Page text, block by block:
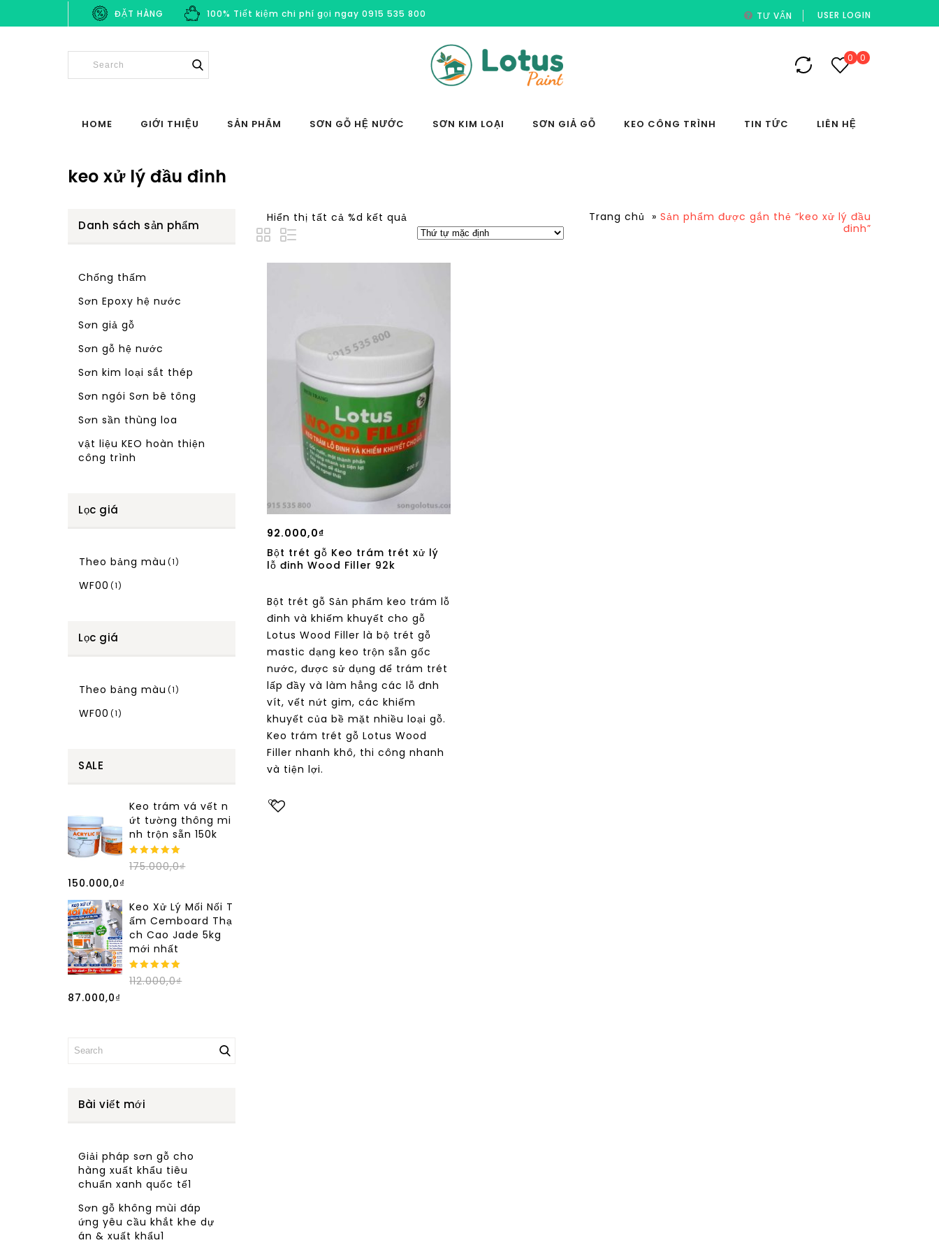
ĐẶT HÀNG 100% Tiết kiệm chi phí gọi ngay 0915 535 800 TƯ VẤN USER LOGIN
0
0
HOME GIỚI THIỆU SẢN PHẨM SƠN GỖ HỆ NƯỚC SƠN KIM LOẠI SƠN GIẢ GỖ KEO CÔNG TRÌNH TIN TỨC LIÊN HỆ
keo xử lý đầu đinh
Trang chủ » Sản phẩm được gắn thẻ “keo xử lý đầu
đinh”
Hiển thị tất cả %d kết quả
92.000,0₫
Bột trét gỗ Keo trám trét xử lý
lỗ đinh Wood Filler 92k
Bột trét gỗ Sản phẩm keo trám lỗ
đinh và khiếm khuyết cho gỗ
Lotus Wood Filler là bộ trét gỗ
mastic dạng keo trộn sẵn gốc
nước, được sử dụng để trám trét
lấp đầy và làm hẳng các lỗ đnh
vít, vết nứt gim, các khiếm
khuyết của bề mặt nhiều loại gỗ.
Keo trám trét gỗ Lotus Wood
Filler nhanh khô, thi công nhanh
và tiện lợi.
Danh sách sản phẩm
Chống thấm
Sơn Epoxy hệ nước
Sơn giả gỗ
Sơn gỗ hệ nước
Sơn kim loại sắt thép
Sơn ngói Sơn bê tông
Sơn sần thùng loa
vật liệu KEO hoàn thiện
công trình
Lọc giá
Theo bảng màu (1)
WF00 (1)
Lọc giá
Theo bảng màu (1)
WF00 (1)
SALE
Keo trám vá vết n
ứt tường thông mi
nh trộn sẵn 150k
5.00out of
175.000,0₫
150.000,0₫
Keo Xử Lý Mối Nối T
ấm Cemboard Thạ
ch Cao Jade 5kg
mới nhất
5.00out of
112.000,0₫
87.000,0₫
Bài viết mới
Giải pháp sơn gỗ cho
hàng xuất khẩu tiêu
chuẩn xanh quốc tế1
Sơn gỗ không mùi đáp
ứng yêu cầu khắt khe dự
án & xuất khẩu1